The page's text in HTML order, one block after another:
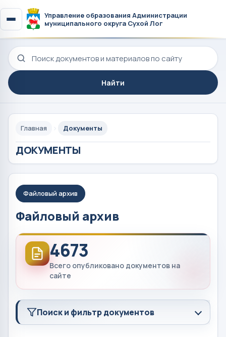
Управление образования Администрации
муниципального округа Сухой Лог
Поиск по сайту
Найти
Главная Документы
ДОКУМЕНТЫ
Файловый архив
Файловый архив
4673
Всего опубликовано документов на
сайте
Поиск и фильтр документов